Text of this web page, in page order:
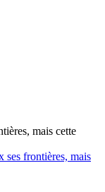
mais cette
ses frontières, mais